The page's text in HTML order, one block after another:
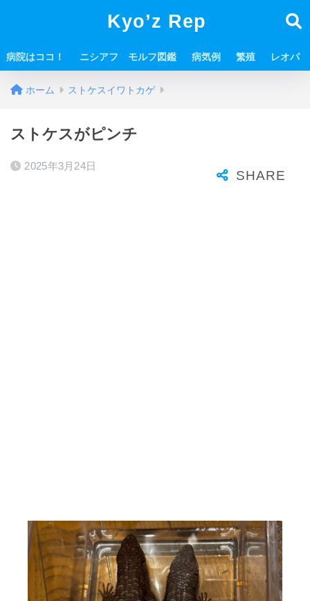
Kyo’z Rep
病院はココ！ ニシアフ モルフ図鑑 病気例 繁殖 レオパ
ホーム ストケスイワトカゲ
ストケスがピンチ
2025年3月24日